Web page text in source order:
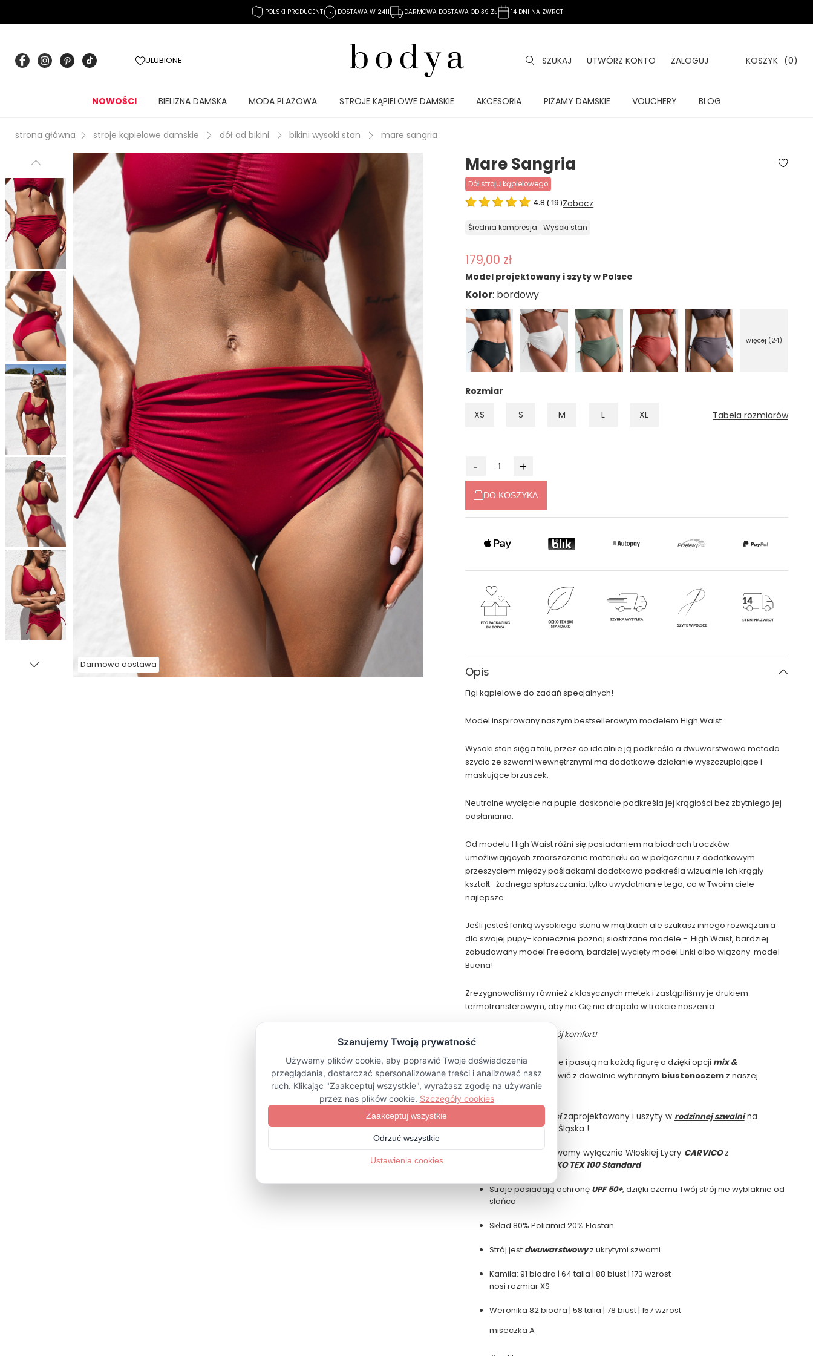
POLSKI PRODUCENT DOSTAWA W 24H DARMOWA DOSTAWA OD 39 ZŁ 14 DNI NA ZWROT
ULUBIONE SZUKAJ UTWÓRZ KONTO ZALOGUJ KOSZYK (0)
NOWOŚCI BIELIZNA DAMSKA MODA PLAŻOWA STROJE KĄPIELOWE DAMSKIE AKCESORIA PIŻAMY DAMSKIE VOUCHERY BLOG
strona główna stroje kąpielowe damskie dół od bikini bikini wysoki stan mare sangria
Darmowa dostawa
Mare Sangria
dół stroju kąpielowego
4.8 ( 19 )Zobacz
średnia kompresja wysoki stan
179,00 zł
Model projektowany i szyty w Polsce
Kolor
więcej (24)
Rozmiar
XS
S M L XL Tabela rozmiarów
- +
DO KOSZYKA
Opis
Figi kąpielowe do zadań specjalnych!
Model inspirowany naszym bestsellerowym modelem High Waist.
Wysoki stan sięga talii, przez co idealnie ją podkreśla a dwuwarstwowa metoda
szycia ze szwami wewnętrznymi ma dodatkowe działanie wyszczuplające i
maskujące brzuszek.
Neutralne wycięcie na pupie doskonale podkreśla jej krągłości bez zbytniego jej
odsłaniania.
Od modelu High Waist różni się posiadaniem na biodrach troczków
umożliwiających zmarszczenie materiału co w połączeniu z dodatkowym
przeszyciem między pośladkami dodatkowo podkreśla wizualnie ich krągły
kształt- żadnego spłaszczania, tylko uwydatnianie tego, co w Twoim ciele
najlepsze.
Jeśli jesteś fanką wysokiego stanu w majtkach ale szukasz innego rozwiązania
dla swojej pupy- koniecznie poznaj siostrzane modele - High Waist, bardziej
zabudowany model Freedom, bardziej wycięty model Linki albo wiązany model
Buena!
Zrezygnowaliśmy również z klasycznych metek i zastąpiliśmy je drukiem
termotransferowym, aby nic Cię nie drapało w trakcie noszenia.
Wszystko w trosce o Twój komfort!
Majtki są ponadczasowe i pasują na każdą figurę a dzięki opcji mix &
matchmożesz je zestawić z dowolnie wybranym biustonoszemz naszej
kolekcji.
w całościzaprojektowany i uszyty w rodzinnej szwalnina
terenie Dolnego Śląska !
Do produkcji używamy wyłącznie Włoskiej Lycry CARVICOz
OEKO TEX 100 Standard
Stroje posiadają ochronę UPF 50+, dzięki czemu Twój strój nie wyblaknie od
słońca
Skład 80% Poliamid 20% Elastan
Strój jest dwuwarstwowyz ukrytymi szwami
Kamila: 91 biodra | 64 talia | 88 biust | 173 wzrost
nosi rozmiar XS
Weronika 82 biodra | 58 talia | 78 biust | 157 wzrost
miseczka A